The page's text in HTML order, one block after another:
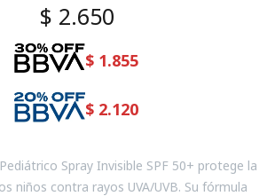
$ 2.650
$ 1.855
$ 2.120
Spray Invisible SPF 50+ protege la
niños contra rayos UVA/UVB. Su fórmula